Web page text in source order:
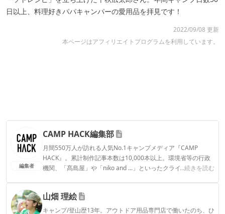
日以上、料理好きパパキャンパーの愛用品を拝見です！
2022/09/08 更新
本ページはアフィリエイトプログラムを利用しています。
編集者
CAMP HACK編集部
月間550万人が訪れる人気No.1キャンプメディア『CAMP
HACK』。累計制作記事本数は10,000本以上。環境省等の行政
機関、「髙島屋」や「niko and ...」といったクライアントとの
...続きを読む
CAMP HACK編集部のプロフィール
山畑 理絵
キャンプ/登山歴13年。アウトドア用品専門店で働いたのち、ひ